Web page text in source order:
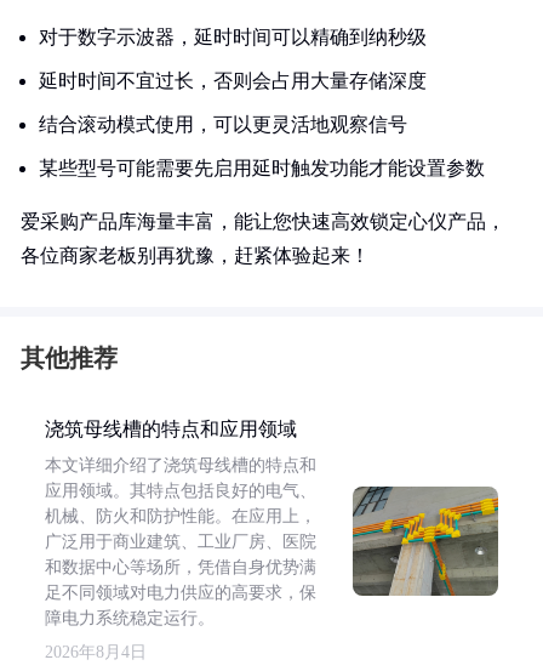
对于数字示波器，延时时间可以精确到纳秒级
延时时间不宜过长，否则会占用大量存储深度
结合滚动模式使用，可以更灵活地观察信号
某些型号可能需要先启用延时触发功能才能设置参数
爱采购产品库海量丰富，能让您快速高效锁定心仪产品，
各位商家老板别再犹豫，赶紧体验起来！
其他推荐
浇筑母线槽的特点和应用领域
本文详细介绍了浇筑母线槽的特点和
应用领域。其特点包括良好的电气、
机械、防火和防护性能。在应用上，
广泛用于商业建筑、工业厂房、医院
和数据中心等场所，凭借自身优势满
足不同领域对电力供应的高要求，保
障电力系统稳定运行。
2026年8月4日